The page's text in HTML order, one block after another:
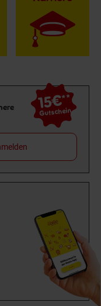
15€**
Gutschein